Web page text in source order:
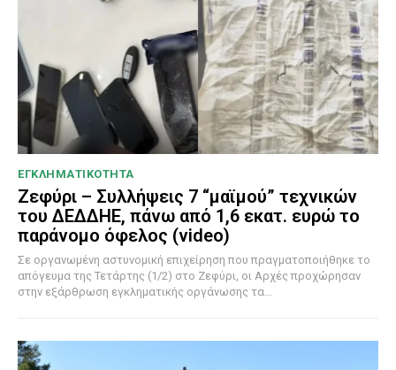
ΕΓΚΛΗΜΑΤΙΚΟΤΗΤΑ
Ζεφύρι – Συλλήψεις 7 “μαϊμού” τεχνικών
του ΔΕΔΔΗΕ, πάνω από 1,6 εκατ. ευρώ το
παράνομο όφελος (video)
Σε οργανωμένη αστυνομική επιχείρηση που πραγματοποιήθηκε το
απόγευμα της Τετάρτης (1/2) στο Ζεφύρι, οι Αρχές προχώρησαν
στην εξάρθρωση εγκληματικής οργάνωσης τα...